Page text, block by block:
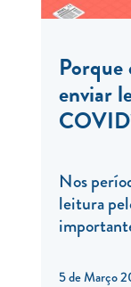
5 de Março
enviar
Nos
leitura